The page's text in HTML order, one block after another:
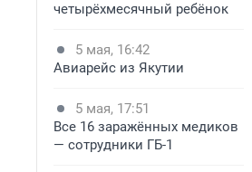
четырёхмесячный ребёнок
5 мая, 16:42
Авиарейс из Якутии
5 мая, 17:51
Все 16 заражённых медиков
— сотрудники ГБ-1